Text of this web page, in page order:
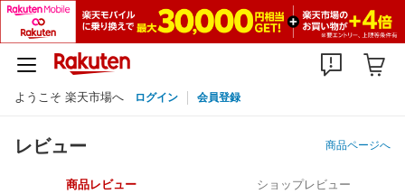
ようこそ 楽天市場へ ログイン 会員登録
レビュー 商品ページへ
商品レビュー ショップレビュー